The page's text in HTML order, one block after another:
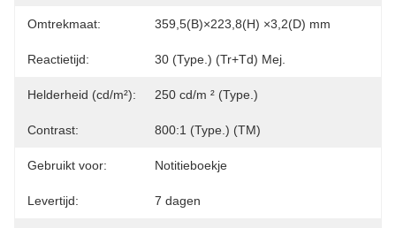
Omtrekmaat: 359,5(B)×223,8(H) ×3,2(D) mm
Reactietijd: 30 (Type.) (Tr+Td) Mej.
Helderheid (cd/m²): 250 cd/m ² (Type.)
Contrast: 800:1 (Type.) (TM)
Gebruikt voor: Notitieboekje
Levertijd: 7 dagen